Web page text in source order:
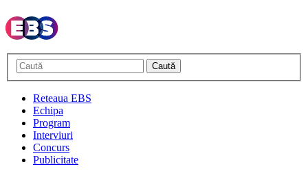
Caută
Reteaua EBS
Echipa
Program
Interviuri
Concurs
Publicitate